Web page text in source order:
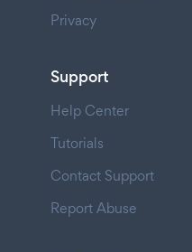
Privacy
Support
Help Center
Tutorials
Contact Support
Report Abuse